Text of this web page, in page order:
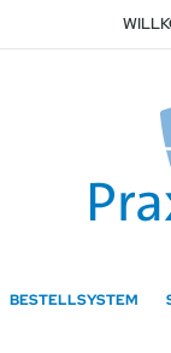
BESTELLSYSTEM